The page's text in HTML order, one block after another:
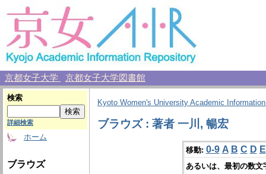
京都女子大学 京都女子大学図書館
検索
詳細検索
ホーム
ブラウズ
Kyoto Women's University Academic
ブラウズ : 著者 一川, 暢宏
移動: 0-9 A B C D E
あるいは、最初の数